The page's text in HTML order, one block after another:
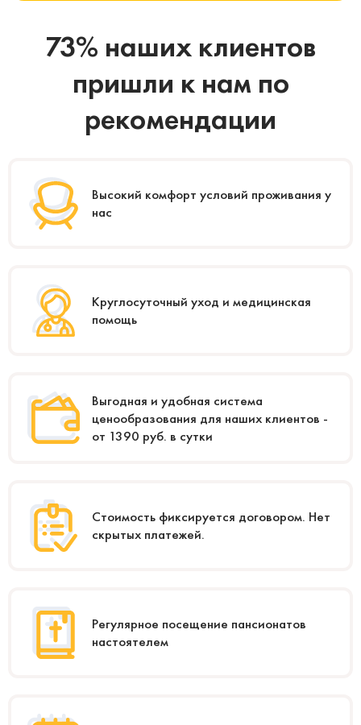
73% наших клиентов
пришли к нам по
рекомендации
Высокий комфорт условий проживания у
нас
Круглосуточный уход и медицинская
помощь
Выгодная и удобная система
ценообразования для наших клиентов -
от 1390 руб. в сутки
Стоимость фиксируется договором. Нет
скрытых платежей.
Регулярное посещение пансионатов
настоятелем